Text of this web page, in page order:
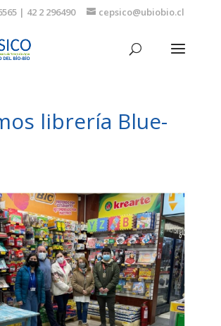
| 42 2 296490 cepsico@ubiobio.cl
librería Blue-